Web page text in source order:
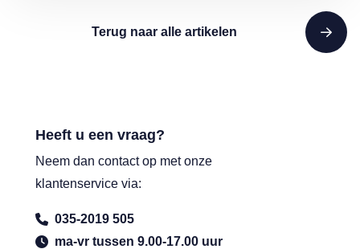
Terug naar alle artikelen
Heeft u een vraag?
Neem dan contact op met onze
klantenservice via:
035-2019 505
ma-vr tussen 9.00-17.00 uur